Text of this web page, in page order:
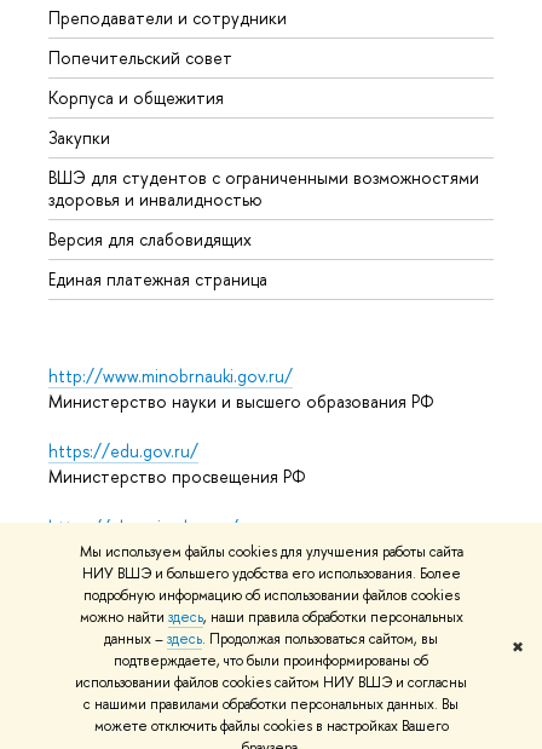
Мы используем файлы cookies для улучшения работы сайта
НИУ ВШЭ и большего удобства его использования. Более
подробную информацию об использовании файлов cookies
можно найти здесь, наши правила обработки персональных
данных –здесь. Продолжая пользоваться сайтом, вы
подтверждаете, что были проинформированы об
использовании файлов cookies сайтом НИУ ВШЭ и согласны
с нашими правилами обработки персональных данных. Вы
можете отключить файлы cookies в настройках Вашего
✖
Преподаватели и сотрудники
Попечительский совет
Корпуса и общежития
Закупки
ВШЭ для студентов с ограниченными возможностями
здоровья и инвалидностью
Версия для слабовидящих
Единая платежная страница
http://www.minobrnauki.gov.ru/
Министерство науки и высшего образования РФ
https://edu.gov.ru/
Министерство просвещения РФ
https://elearning.hse.ru/mooc
Массовые открытые онлайн-курсы
© НИУ ВШЭ 1993–2026 Адреса и контактыУсловия
использования материаловПолитика конфиденциальности
Карта сайта
Редактору